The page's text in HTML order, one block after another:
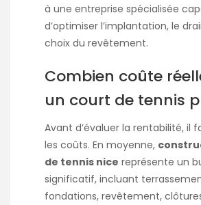
à une entreprise spécialisée
d’optimiser l’implantation, le
choix du revêtement.
Combien coûte
un court de tennis
Avant d’évaluer la rentabilité, il
les coûts. En moyenne,
de tennis nice représente un
significatif, incluant
fondations, revêtement,